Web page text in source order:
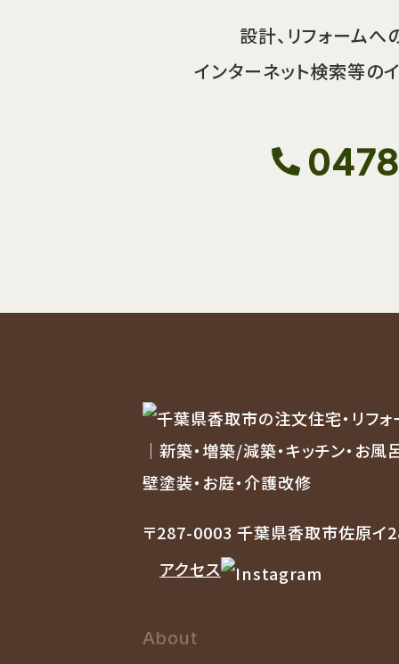
設計、リフォーム
インターネット検索等の
〒287-0003 千葉県香取市佐原イ
アクセス
About